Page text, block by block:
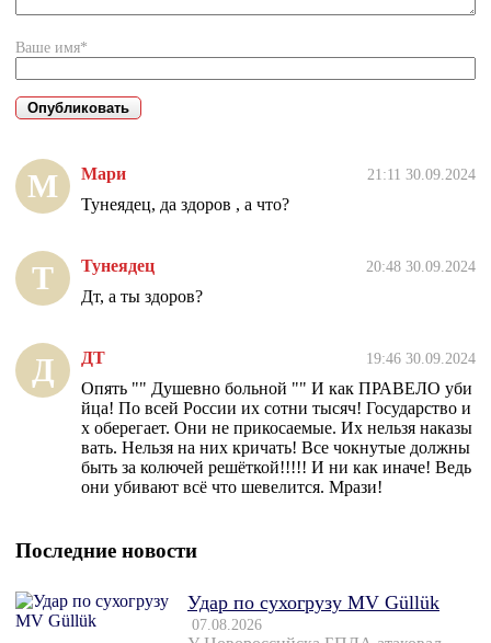
Ваше имя*
М Мари 21:11 30.09.2024
Тунеядец, да здоров , а что?
Т Тунеядец 20:48 30.09.2024
Дт, а ты здоров?
Д ДТ 19:46 30.09.2024
Опять "" Душевно больной "" И как ПРАВЕЛО уби
йца! По всей России их сотни тысяч! Государство и
х оберегает. Они не прикосаемые. Их нельзя наказы
вать. Нельзя на них кричать! Все чокнутые должны
быть за колючей решёткой!!!!! И ни как иначе! Ведь
они убивают всё что шевелится. Мрази!
Последние новости
Удар по сухогрузу MV Güllük
07.08.2026